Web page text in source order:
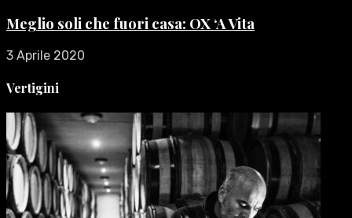
Meglio soli che fuori casa: OX ‘A Vita
3 Aprile 2020
Vertigini